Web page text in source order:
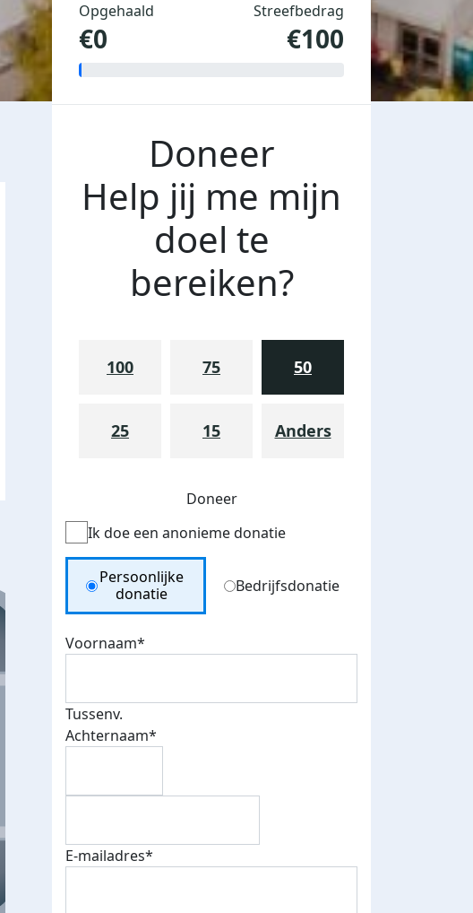
Opgehaald
€0
Streefbedrag
€100
Doneer
Help jij me mijn
doel te
bereiken?
100 75 50
25 15 Anders
Doneer
Ik doe een anonieme donatie
Donation Type
Persoonlijke
donatie
Bedrijfsdonatie
Voornaam*
Tussenv.
Achternaam*
E-mailadres*